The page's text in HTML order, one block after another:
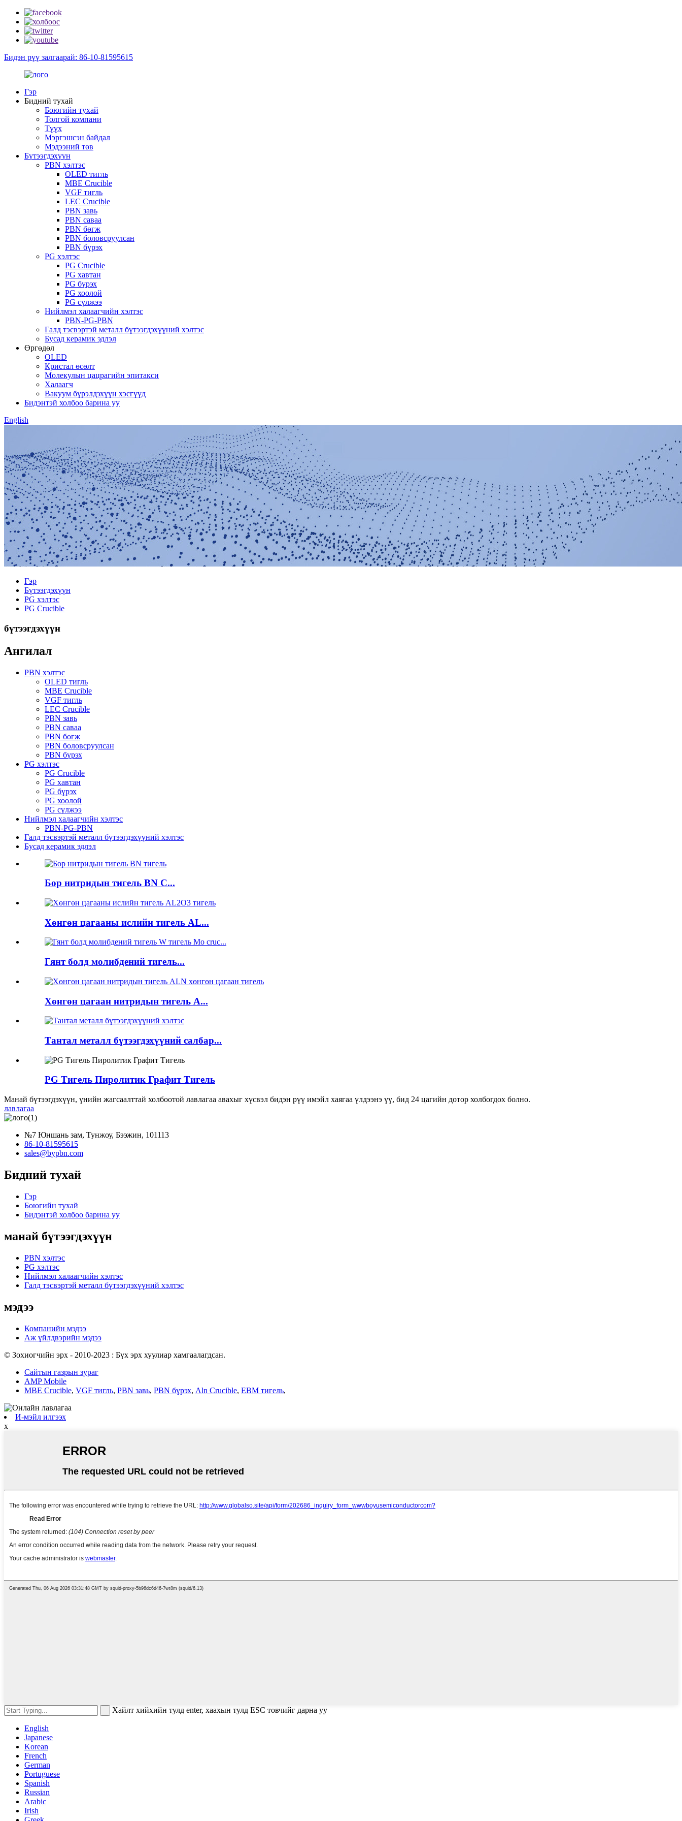
Бидэн рүү залгаарай: 86-10-81595615
Гэр
Бидний тухай
Боюгийн тухай
Толгой компани
Түүх
Мэргэшсэн байдал
Мэдээний төв
Бүтээгдэхүүн
PBN хэлтэс
OLED тигль
MBE Crucible
VGF тигль
LEC Crucible
PBN завь
PBN саваа
PBN бөгж
PBN боловсруулсан
PBN бүрэх
PG хэлтэс
PG Crucible
PG хавтан
PG бүрэх
PG хоолой
PG сүлжээ
Нийлмэл халаагчийн хэлтэс
PBN-PG-PBN
Галд тэсвэртэй металл бүтээгдэхүүний хэлтэс
Бусад керамик эдлэл
Өргөдөл
OLED
Кристал өсөлт
Молекулын цацрагийн эпитакси
Халаагч
Вакуум бүрэлдэхүүн хэсгүүд
Бидэнтэй холбоо барина уу
English
Гэр
Бүтээгдэхүүн
PG хэлтэс
PG Crucible
бүтээгдэхүүн
Ангилал
PBN хэлтэс
OLED тигль
MBE Crucible
VGF тигль
LEC Crucible
PBN завь
PBN саваа
PBN бөгж
PBN боловсруулсан
PBN бүрэх
PG хэлтэс
PG Crucible
PG хавтан
PG бүрэх
PG хоолой
PG сүлжээ
Нийлмэл халаагчийн хэлтэс
PBN-PG-PBN
Галд тэсвэртэй металл бүтээгдэхүүний хэлтэс
Бусад керамик эдлэл
Бор нитридын тигель BN C...
Хөнгөн цагааны ислийн тигель AL...
Гянт болд молибдений тигель...
Хөнгөн цагаан нитридын тигель А...
Тантал металл бүтээгдэхүүний салбар...
PG Тигель Пиролитик Графит Тигель
Манай бүтээгдэхүүн, үнийн жагсаалттай холбоотой лавлагаа авахыг хүсвэл бидэн рүү имэйл хаягаа үлдээнэ үү, бид 24 цагийн дотор холбогдох болно.
лавлагаа
№7 Юншань зам, Тунжоу, Бээжин, 101113
86-10-81595615
sales@bypbn.com
Бидний тухай
Гэр
Боюгийн тухай
Бидэнтэй холбоо барина уу
манай бүтээгдэхүүн
PBN хэлтэс
PG хэлтэс
Нийлмэл халаагчийн хэлтэс
Галд тэсвэртэй металл бүтээгдэхүүний хэлтэс
мэдээ
Компанийн мэдээ
Аж үйлдвэрийн мэдээ
© Зохиогчийн эрх - 2010-2023 : Бүх эрх хуулиар хамгаалагдсан.
Сайтын газрын зураг
AMP Mobile
MBE Crucible, VGF тигль, PBN завь, PBN бүрэх, Aln Crucible, EBM тигель,
И-мэйл илгээх
x
Хайлт хийхийн тулд enter, хаахын тулд ESC товчийг дарна уу
English
Japanese
Korean
French
German
Portuguese
Spanish
Russian
Arabic
Irish